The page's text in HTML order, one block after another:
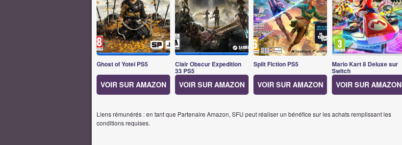
Ghost of Yotei PS5
VOIR SUR AMAZON
Clair Obscur Expedition
33 PS5
VOIR SUR AMAZON
Split Fiction PS5
VOIR SUR AMAZON
Mario Kart 8 Deluxe sur
Switch
VOIR SUR AMAZON
Liens rémunérés : en tant que Partenaire Amazon, SFU peut réaliser un bénéfice sur les achats remplissant les
conditions requises.